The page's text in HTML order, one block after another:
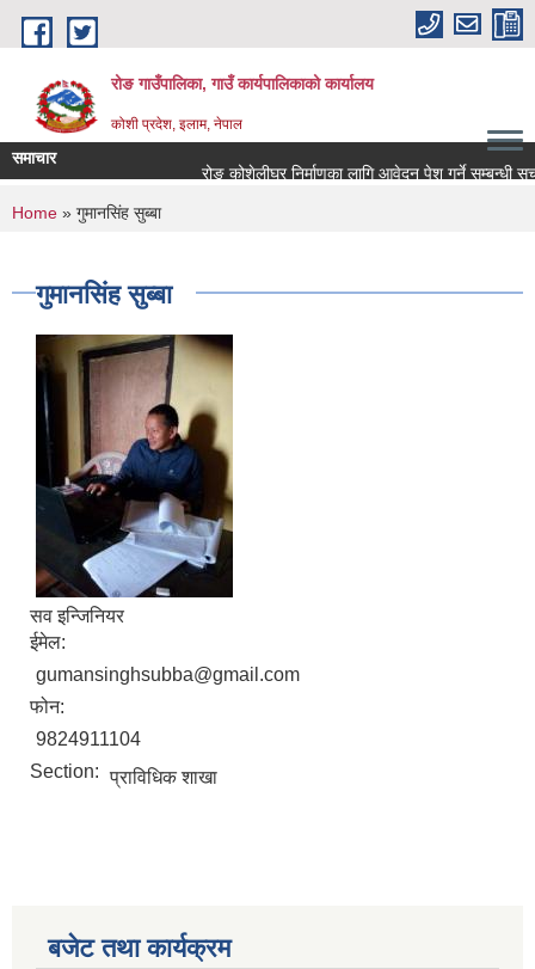
Skip to main content
रोङ गाउँपालिका, गाउँ कार्यपालिकाको कार्यालय
कोशी प्रदेश, इलाम, नेपाल
समाचार
रोङ कोशेलीघर निर्माणका लागि आवेदन पेश गर्ने सम्बन्धी सूचना.
You are here
Home » गुमानसिंह सुब्बा
गुमानसिंह सुब्बा
सव इन्जिनियर
ईमेल:
gumansinghsubba@gmail.com
फोन:
9824911104
Section: प्राविधिक शाखा
बजेट तथा कार्यक्रम